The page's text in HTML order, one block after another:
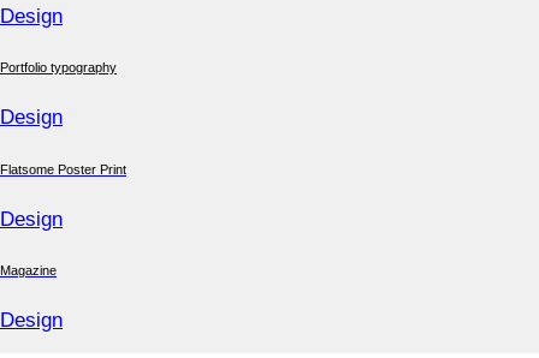
Design
Portfolio typography
Design
Flatsome Poster Print
Design
Magazine
Design